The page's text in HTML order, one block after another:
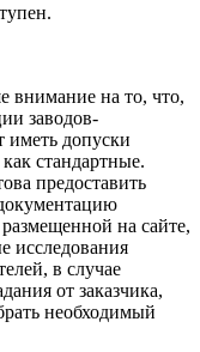
внимание на то, что,
заводов-
иметь допуски
стандартные.
предоставить
на сайте,
исследования
в случае
от заказчика,
необходимый